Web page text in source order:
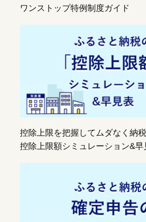
ワンストップ特例制度ガイド
控除上限を把握してムダなく納税
控除上限額シミュレーション&早